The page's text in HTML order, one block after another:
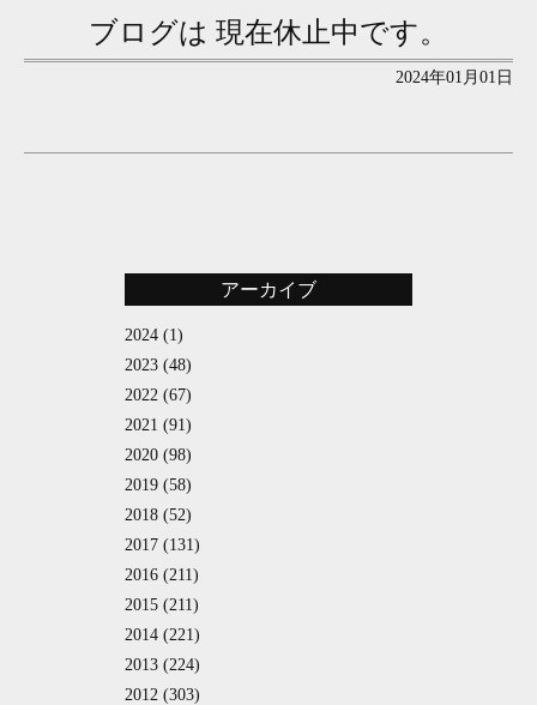
ブログは 現在休止中です。
2024年01月01日
アーカイブ
2024 (1)
2023 (48)
2022 (67)
2021 (91)
2020 (98)
2019 (58)
2018 (52)
2017 (131)
2016 (211)
2015 (211)
2014 (221)
2013 (224)
2012 (303)